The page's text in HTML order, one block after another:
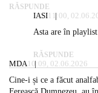
RĂSPUNDE
IASI11:00,
Asta are în
RĂSPUNDE
MDA10:09, 02.06.2026
Cine-i și ce a făcut